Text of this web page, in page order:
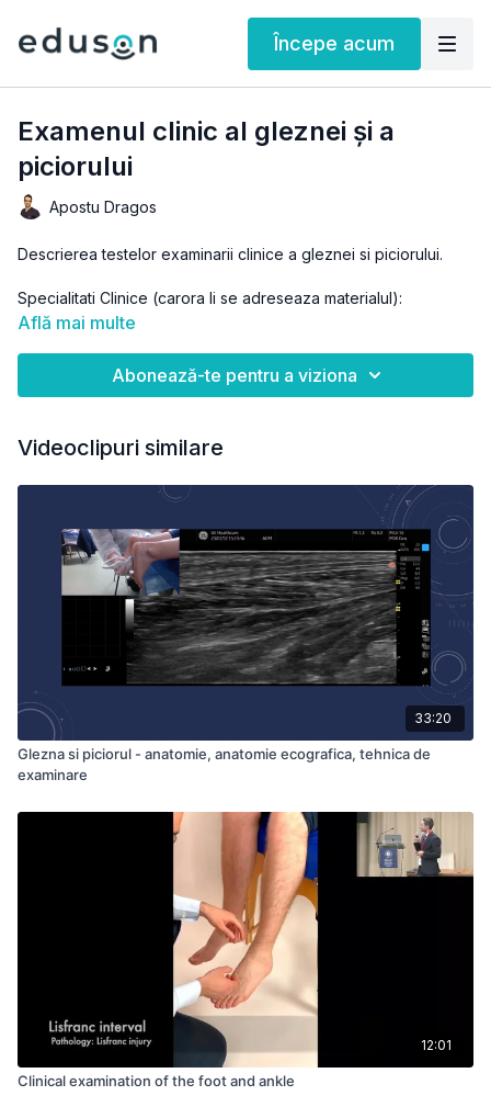
Începe acum
Examenul clinic al gleznei și a
piciorului
Apostu Dragos
Descrierea testelor examinarii clinice a gleznei si piciorului.
Specialitati Clinice (carora li se adreseaza materialul):
Ortopedie si traumatologie, Recuperare, medicina fizica si
Află mai multe
Abonează-te pentru a viziona
Videoclipuri similare
33:20
Glezna si piciorul - anatomie, anatomie ecografica, tehnica de
examinare
12:01
Clinical examination of the foot and ankle